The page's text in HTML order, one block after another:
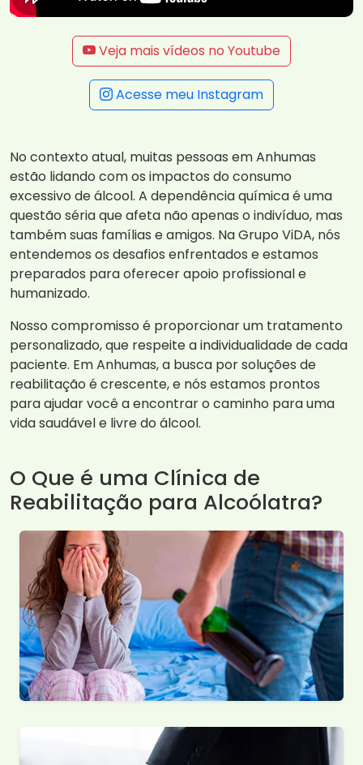
Veja mais vídeos no Youtube
Acesse meu Instagram
No contexto atual, muitas pessoas em Anhumas
estão lidando com os impactos do consumo
excessivo de álcool. A dependência química é uma
questão séria que afeta não apenas o indivíduo, mas
também suas famílias e amigos. Na Grupo ViDA, nós
entendemos os desafios enfrentados e estamos
preparados para oferecer apoio profissional e
humanizado.
Nosso compromisso é proporcionar um tratamento
personalizado, que respeite a individualidade de cada
paciente. Em Anhumas, a busca por soluções de
reabilitação é crescente, e nós estamos prontos
para ajudar você a encontrar o caminho para uma
vida saudável e livre do álcool.
O Que é uma Clínica de
Reabilitação para Alcoólatra?